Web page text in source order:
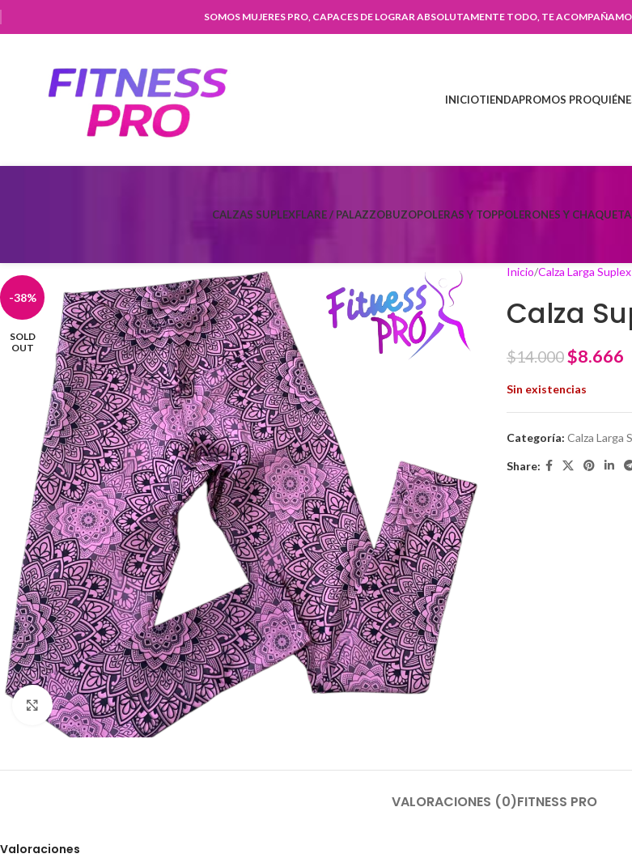
SOMOS MUJERES PRO, CAPACES DE LOGRAR ABSOLUTAMENTE TODO, TE
INICIOTIENDAPROMOS PRO
CALZAS SUPLEXFLARE / PALAZZOBUZOPOLERAS Y TOPPOLERONES Y
-38%
SOLD
OUT
Click to enlarge
Inicio Calza Larga
Calza
$14.000$8.666
Sin existencias
Categoría: Calza Larga
Share:
VALORACIONES (0)FITNESS PRO
Valoraciones